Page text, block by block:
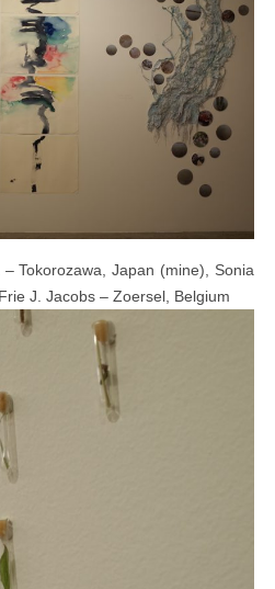
Tokorozawa, Japan (mine), Sonia
J. Jacobs – Zoersel, Belgium